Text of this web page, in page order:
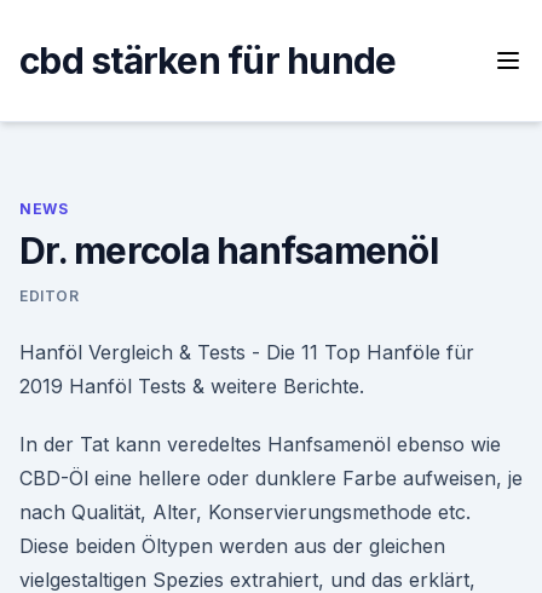
content
cbd stärken für hunde
NEWS
Dr. mercola hanfsamenöl
EDITOR
Hanföl Vergleich & Tests - Die 11 Top Hanföle für
2019 Hanföl Tests & weitere Berichte.
In der Tat kann veredeltes Hanfsamenöl ebenso wie
CBD-Öl eine hellere oder dunklere Farbe aufweisen, je
nach Qualität, Alter, Konservierungsmethode etc.
Diese beiden Öltypen werden aus der gleichen
vielgestaltigen Spezies extrahiert, und das erklärt,